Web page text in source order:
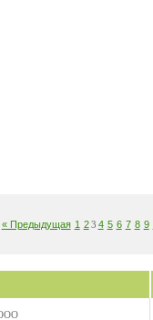
« Предыдущая 1 23 4 5 6 7 8 9